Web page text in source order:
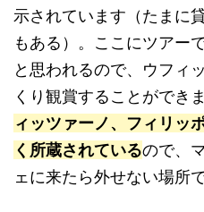
示されています（たまに
もある）。ここにツアー
と思われるので、ウフィ
くり観賞することができ
ィッツァーノ、フィリッ
く所蔵されているので、
ェに来たら外せない場所で